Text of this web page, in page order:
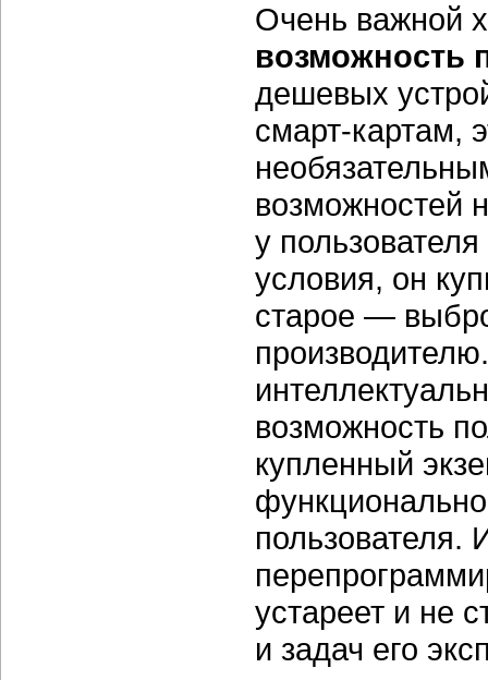
Очень важной
возможность
дешевых
смарт-картам,
возможностей
у
условия, он
старое —
возможность
купленный
пользователя.
устареет и не
и задач его